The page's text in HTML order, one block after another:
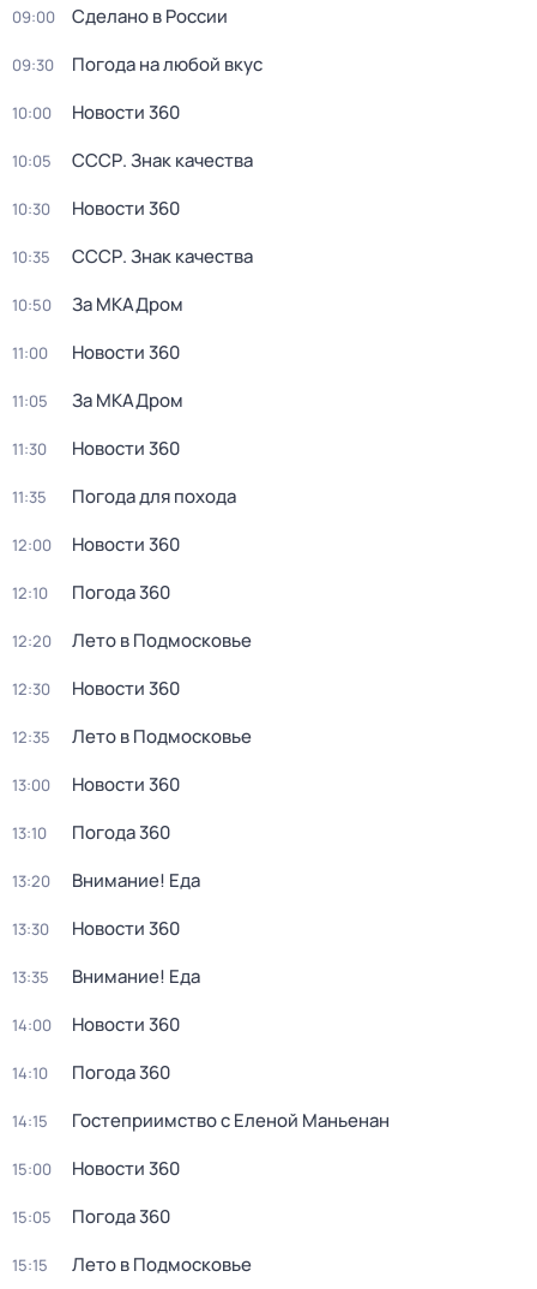
09:00 Сделано в России
09:30 Погода на любой вкус
10:00 Новости 360
10:05 СССР. Знак качества
10:30 Новости 360
10:35 СССР. Знак качества
10:50 За МКАДром
11:00 Новости 360
11:05 За МКАДром
11:30 Новости 360
11:35 Погода для похода
12:00 Новости 360
12:10 Погода 360
12:20 Лето в Подмосковье
12:30 Новости 360
12:35 Лето в Подмосковье
13:00 Новости 360
13:10 Погода 360
13:20 Внимание! Еда
13:30 Новости 360
13:35 Внимание! Еда
14:00 Новости 360
14:10 Погода 360
14:15 Гостеприимство с Еленой Маньенан
15:00 Новости 360
15:05 Погода 360
15:15 Лето в Подмосковье